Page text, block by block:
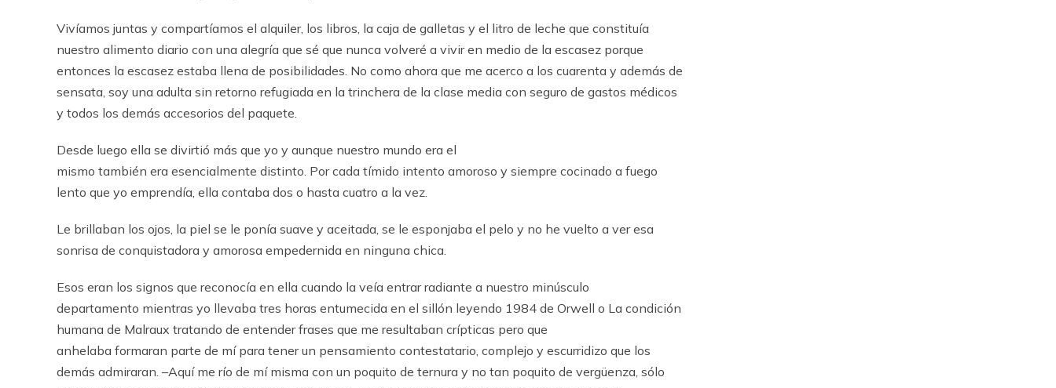
Vivíamos juntas y compartíamos el alquiler, los libros, la caja de galletas y el litro de leche que constituía
nuestro alimento diario con una alegría que sé que nunca volveré a vivir en medio de la escasez porque
entonces la escasez estaba llena de posibilidades. No como ahora que me acerco a los cuarenta y además de
sensata, soy una adulta sin retorno refugiada en la trinchera de la clase media con seguro de gastos médicos
y todos los demás accesorios del paquete.
Desde luego ella se divirtió más que yo y aunque nuestro mundo era el
mismo también era esencialmente distinto. Por cada tímido intento amoroso y siempre cocinado a fuego
lento que yo emprendía, ella contaba dos o hasta cuatro a la vez.
Le brillaban los ojos, la piel se le ponía suave y aceitada, se le esponjaba el pelo y no he vuelto a ver esa
sonrisa de conquistadora y amorosa empedernida en ninguna chica.
Esos eran los signos que reconocía en ella cuando la veía entrar radiante a nuestro minúsculo
departamento mientras yo llevaba tres horas entumecida en el sillón leyendo 1984 de Orwell o La condición
humana de Malraux tratando de entender frases que me resultaban crípticas pero que
anhelaba formaran parte de mí para tener un pensamiento contestatario, complejo y escurridizo que los
demás admiraran. –Aquí me río de mí misma con un poquito de ternura y no tan poquito de vergüenza, sólo